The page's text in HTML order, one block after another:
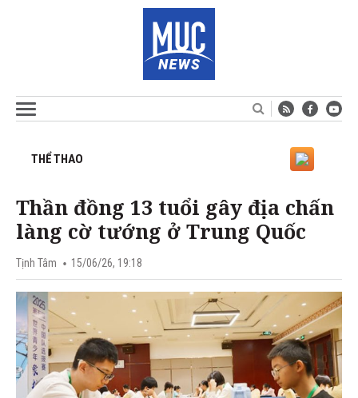
THỂ THAO
Thần đồng 13 tuổi gây địa chấn
làng cờ tướng ở Trung Quốc
Tịnh Tâm 15/06/26, 19:18